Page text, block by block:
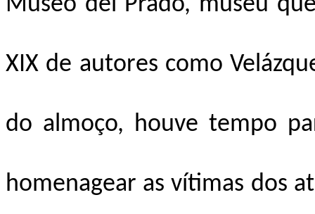
XIX de autores como
do almoço, houve tempo
homenagear as vítimas dos